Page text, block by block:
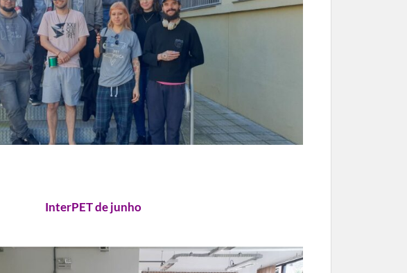
InterPET de junho